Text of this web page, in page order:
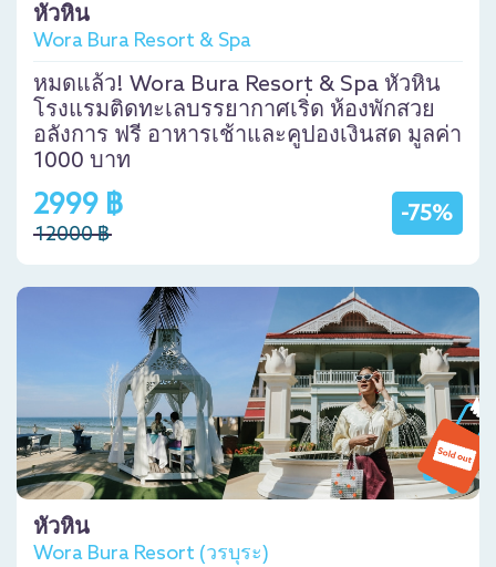
หัวหิน
Wora Bura Resort & Spa
หมดแล้ว! Wora Bura Resort & Spa หัวหิน
โรงแรมติดทะเลบรรยากาศเริ่ด ห้องพักสวย
อลังการ ฟรี อาหารเช้าและคูปองเงินสด มูลค่า
1000 บาท
-75%
2999 ฿
12000 ฿
หัวหิน
Wora Bura Resort (วรบุระ)